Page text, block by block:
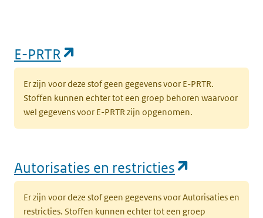
E-PRTR
Er zijn voor deze stof geen gegevens voor E-PRTR.
Stoffen kunnen echter tot een groep behoren waarvoor
wel gegevens voor E-PRTR zijn opgenomen.
Autorisaties en restricties
Er zijn voor deze stof geen gegevens voor Autorisaties en
restricties. Stoffen kunnen echter tot een groep